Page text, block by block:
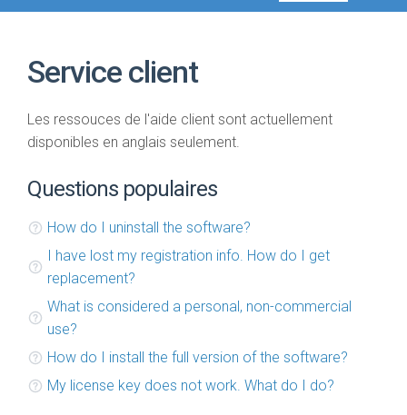
Service client
Les ressouces de l'aide client sont actuellement
disponibles en anglais seulement.
Questions populaires
How do I uninstall the software?
I have lost my registration info. How do I get
replacement?
What is considered a personal, non-commercial
use?
How do I install the full version of the software?
My license key does not work. What do I do?